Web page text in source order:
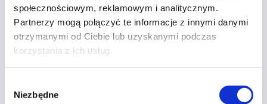
społecznościowym, reklamowym i analitycznym.
Partnerzy mogą połączyć te informacje z innymi danymi
otrzymanymi od Ciebie lub uzyskanymi podczas
korzystania z ich usług.
zgody
Niezbędne
Sprawdź narzędzia BrandWizard